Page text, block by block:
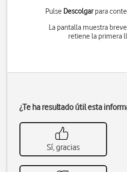
Pulse Descolgarpara
La pantalla muestra
retiene la primera
¿Te ha resultado útil esta
Sí, gracias